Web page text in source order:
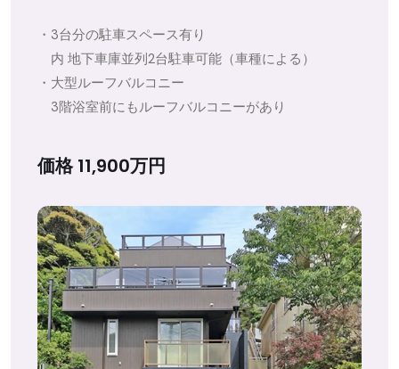
・3台分の駐車スペース有り
内 地下車庫並列2台駐車可能（車種による）
・大型ルーフバルコニー
3階浴室前にもルーフバルコニーがあり
価格 11,900万円